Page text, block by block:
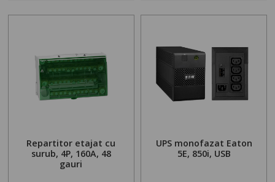
Repartitor etajat cu
surub, 4P, 160A, 48
gauri
UPS monofazat Eaton
5E, 850i, USB